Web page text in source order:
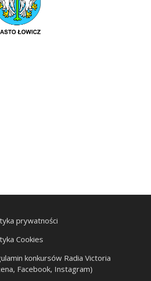
prywatności
Cookies
konkursów Radia Victoria
Facebook, Instagram)